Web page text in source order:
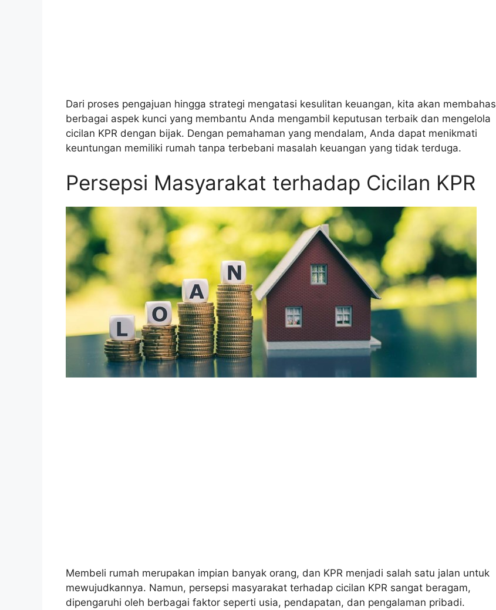
Dari proses pengajuan hingga strategi mengatasi kesulitan keuangan, kita akan membahas
berbagai aspek kunci yang membantu Anda mengambil keputusan terbaik dan mengelola
cicilan KPR dengan bijak. Dengan pemahaman yang mendalam, Anda dapat menikmati
keuntungan memiliki rumah tanpa terbebani masalah keuangan yang tidak terduga.
Persepsi Masyarakat terhadap Cicilan KPR
Membeli rumah merupakan impian banyak orang, dan KPR menjadi salah satu jalan untuk
mewujudkannya. Namun, persepsi masyarakat terhadap cicilan KPR sangat beragam,
dipengaruhi oleh berbagai faktor seperti usia, pendapatan, dan pengalaman pribadi.